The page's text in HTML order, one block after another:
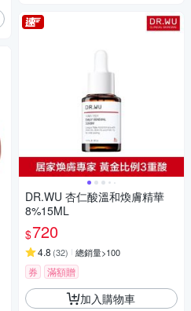
DR.WU 杏仁酸溫和煥膚精華
8%15ML
$720
4.8 (32) 總銷量>100
券 滿額贈
加入購物車